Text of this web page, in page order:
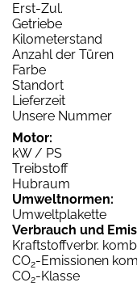
Erst-Zul.
Getriebe
Kilometerstand
Anzahl der Türen
Farbe
Standort
Lieferzeit
Unsere Nummer
Motor:
kW / PS
Treibstoff
Hubraum
Umweltnormen:
Umweltplakette
Verbrauch und
Kraftstoffverbr.
CO2-Emissionen
CO2-Klasse